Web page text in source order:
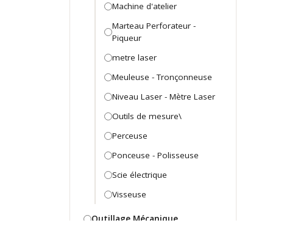
Machine d'atelier
Marteau Perforateur -
Piqueur
metre laser
Meuleuse - Tronçonneuse
Niveau Laser - Mètre Laser
Outils de mesure\
Perceuse
Ponceuse - Polisseuse
Scie électrique
Visseuse
Outillage Mécanique